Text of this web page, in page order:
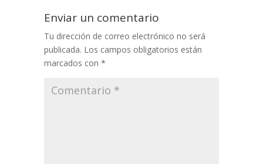
Enviar un comentario
Tu dirección de correo electrónico no será
publicada. Los campos obligatorios están
marcados con *